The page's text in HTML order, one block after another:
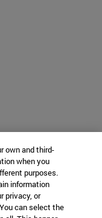
own and third-
when you
purposes.
information
privacy, or
can select the